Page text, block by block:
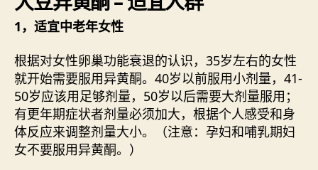
1，适宜中老年女性
根据对女性卵巢功能衰退的认识，35岁左右的女性
就开始需要服用异黄酮。40岁以前服用小剂量，41-
50岁应该用足够剂量，50岁以后需要大剂量服用；
有更年期症状者剂量必须加大，根据个人感受和身
体反应来调整剂量大小。（注意：孕妇和哺乳期妇
女不要服用异黄酮。）